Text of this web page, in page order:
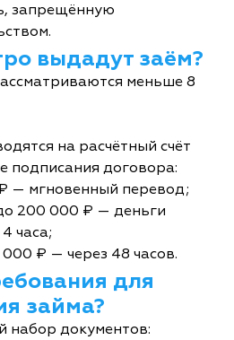
запрещённую
выдадут заём?
меньше 8
на расчётный счёт
подписания договора:
— мгновенный перевод;
200 000 ₽ — деньги
часа;
₽ — через 48 часов.
для
займа?
набор документов: